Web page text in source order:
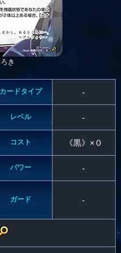
き
カードタイプ -
レベル -
コスト 《黒》×０
パワー -
ガード -